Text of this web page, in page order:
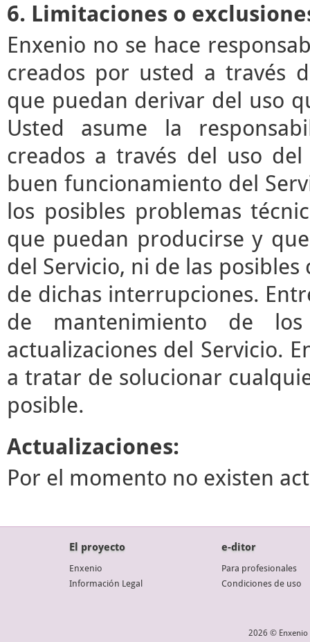
6. Limitaciones o
Enxenio no se hace
creados por usted a través
que puedan derivar del uso
Usted asume la
creados a través del uso
buen funcionamiento del
los posibles problemas
que puedan producirse y
del Servicio, ni de las
de dichas interrupciones.
de mantenimiento de
actualizaciones del Servicio.
a tratar de solucionar
posible.
Actualizaciones:
Por el momento no existen
El proyecto
Enxenio
Información Legal
e-ditor
Para profesionales
Condiciones de uso
2026 © Enxenio